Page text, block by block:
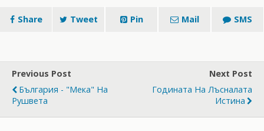
Share Tweet Pin Mail SMS
Previous Post
България - "Мека" На
Рушвета
Next Post
Годината На Лъсналата
Истина